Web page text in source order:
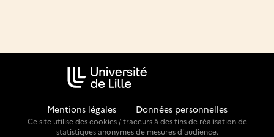
Mentions légales Données personnelles
Ce site utilise des cookies / traceurs à des fins de réalisation de
statistiques anonymes de mesures d'audience.